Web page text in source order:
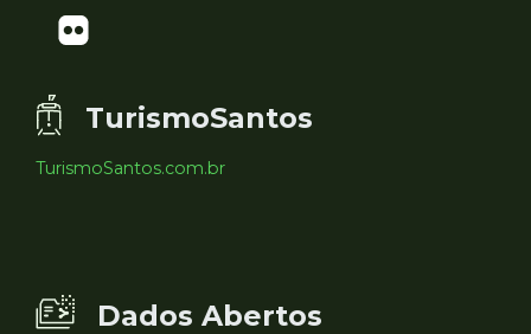
TurismoSantos
TurismoSantos.com.br
Dados Abertos